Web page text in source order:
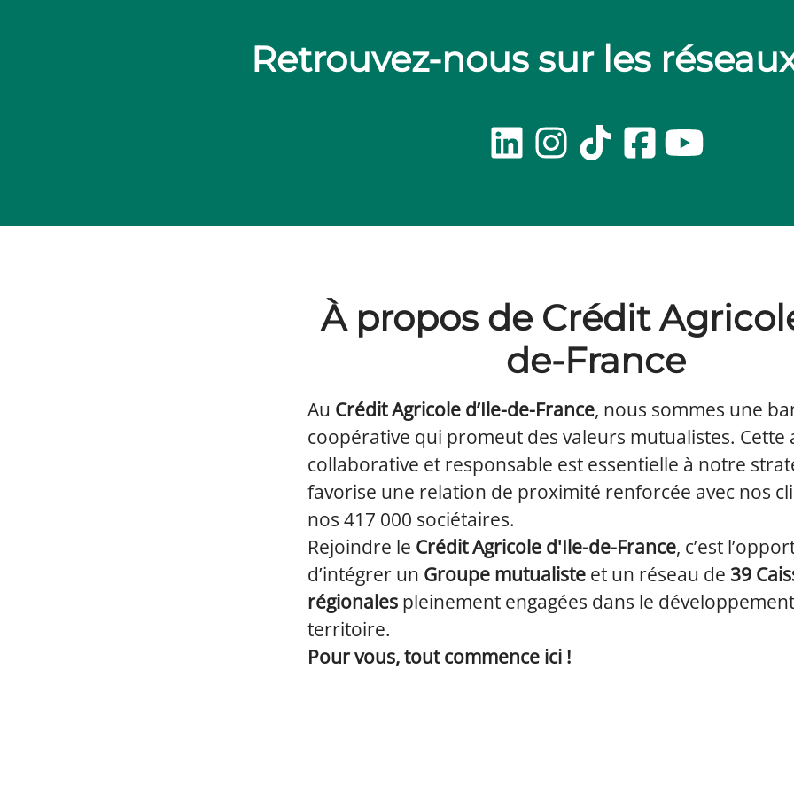
Retrouvez-nous sur les
À propos de Crédit
de-France
Au Crédit Agricole d’Ile-de-France, nous sommes une
coopérative qui promeut des valeurs mutualistes. Cette
collaborative et responsable est essentielle à notre
favorise une relation de proximité renforcée avec nos
nos 417 000 sociétaires.
Rejoindre le Crédit Agricole d'Ile-de-France, c’est
d’intégrer un Groupe mutualiste et un réseau de 39
régionales pleinement engagées dans le
territoire.
Pour vous, tout commence ici !